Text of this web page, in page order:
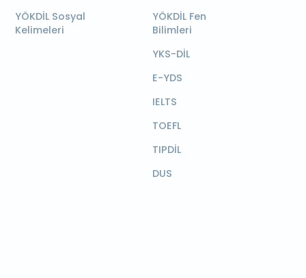
YÖKDİL Sosyal
Kelimeleri
YÖKDİL Fen
Bilimleri
YKS-DİL
E-YDS
IELTS
TOEFL
TIPDİL
DUS